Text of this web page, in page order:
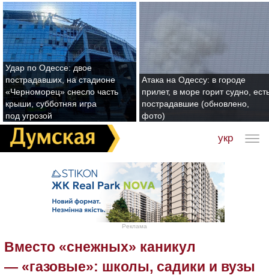
Удар по Одессе: двое
пострадавших, на стадионе
«Черноморец» снесло часть
крыши, субботняя игра
под угрозой
Атака на Одессу: в городе
прилет, в море горит судно,
пострадавшие (обновлено,
фото)
укр
Реклама
Вместо «снежных» каникул
— «газовые»: школы, садики и вузы